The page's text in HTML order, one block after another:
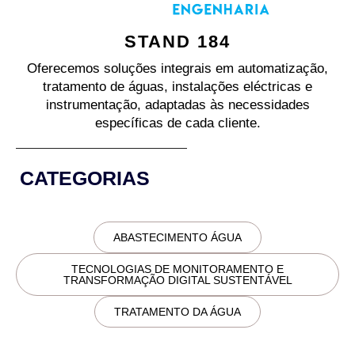
STAND 184
Oferecemos soluções integrais em automatização,
tratamento de águas, instalações eléctricas e
instrumentação, adaptadas às necessidades
específicas de cada cliente.
CATEGORIAS
ABASTECIMENTO ÁGUA
TECNOLOGIAS DE MONITORAMENTO E
TRANSFORMAÇÃO DIGITAL SUSTENTÁVEL
TRATAMENTO DA ÁGUA